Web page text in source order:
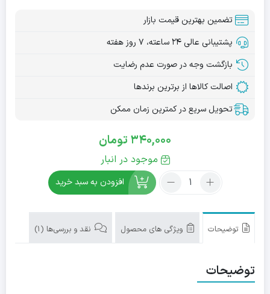
تضمین بهترین قیمت بازار
پشتیبانی عالی ۲۴ ساعته، ۷ روز هفته
بازگشت وجه در صورت عدم رضایت
اصالت کالاها از برترین برندها
تحویل سریع در کمترین زمان ممکن
340,000 تومان
موجود در انبار
تعداد:
۳۸۷
افزودن به سبد خرید
توضیحات ویژگی های محصول نقد و بررسی‌ها (1)
توضیحات